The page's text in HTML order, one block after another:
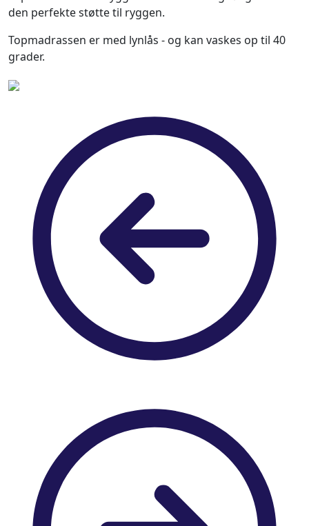
den perfekte støtte til ryggen.
Topmadrassen er med lynlås - og kan vaskes op til 40
grader.